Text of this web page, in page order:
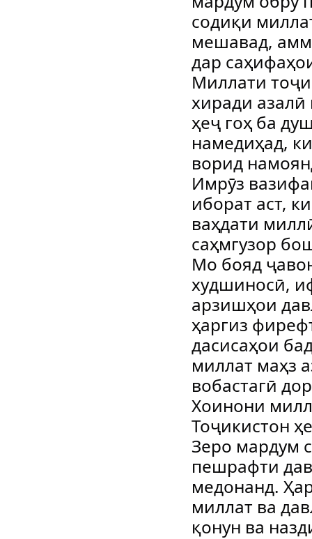
содиқи
мешавад,
дар
Миллати
хиради азалӣ
ҳеҷ гоҳ ба
намедиҳад,
ворид
Имрӯз
иборат аст,
ваҳдати
саҳмгузор
Мо бояд
худшиносӣ,
арзишҳои
ҳаргиз
дасисаҳои
миллат маҳз
вобастагӣ
Хоинони
Тоҷикистон
Зеро мардум
пешрафти
медонанд.
миллат ва
қонун ва